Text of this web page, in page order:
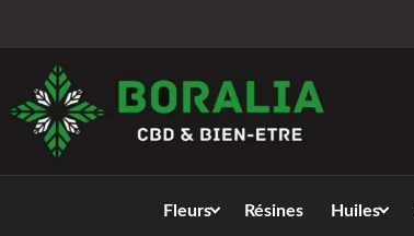
Fleurs Résines Huiles